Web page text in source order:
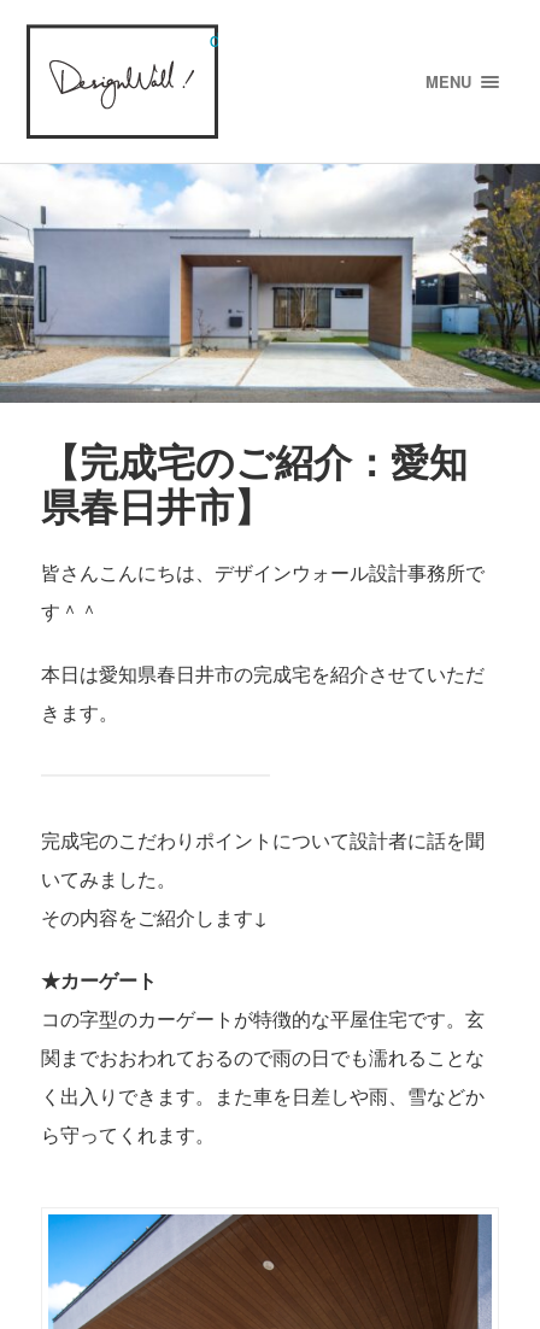
designWALL!
MENU
【完成宅のご紹介：愛知
県春日井市】
皆さんこんにちは、デザインウォール設計事務所で
す＾＾
本日は愛知県春日井市の完成宅を紹介させていただ
きます。
完成宅のこだわりポイントについて設計者に話を聞
いてみました。
その内容をご紹介します↓
★カーゲート
コの字型のカーゲートが特徴的な平屋住宅です。玄
関までおおわれておるので雨の日でも濡れることな
く出入りできます。また車を日差しや雨、雪などか
ら守ってくれます。